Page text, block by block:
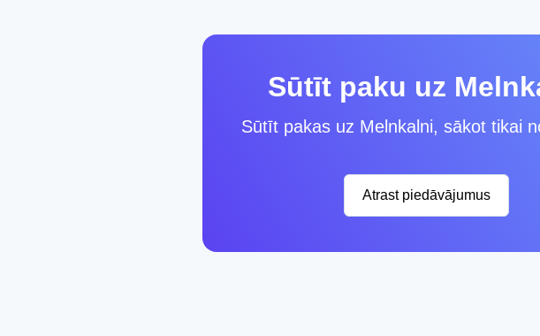
Sūtīt paku uz
Sūtīt pakas uz Melnkalni, sākot tikai
Atrast piedāvājumus